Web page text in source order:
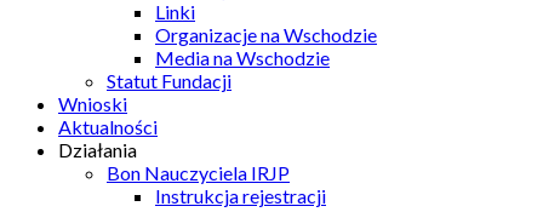
Linki
Organizacje na Wschodzie
Media na Wschodzie
Statut Fundacji
Wnioski
Aktualności
Działania
Bon Nauczyciela IRJP
Instrukcja rejestracji